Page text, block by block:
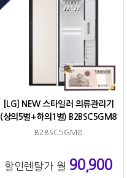
[LG] NEW 스타일러 의류관리기
(상의5벌+하의1벌) B2BSC5GM8
B2BSC5GM8
할인렌탈가 월 90,900